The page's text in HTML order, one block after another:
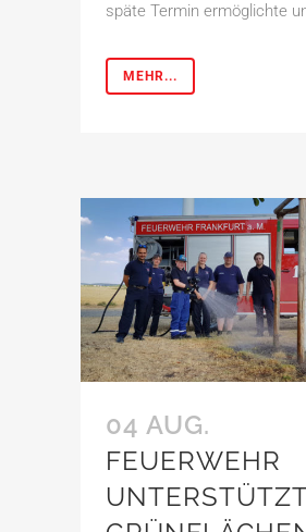
späte Termin ermöglichte
MEHR...
04 AUG.
FEUERWEHR